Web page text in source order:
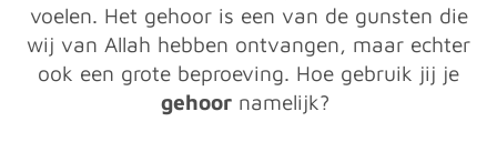
voelen. Het gehoor is een van de gunsten die
wij van Allah hebben ontvangen, maar echter
ook een grote beproeving. Hoe gebruik jij je
gehoor namelijk?